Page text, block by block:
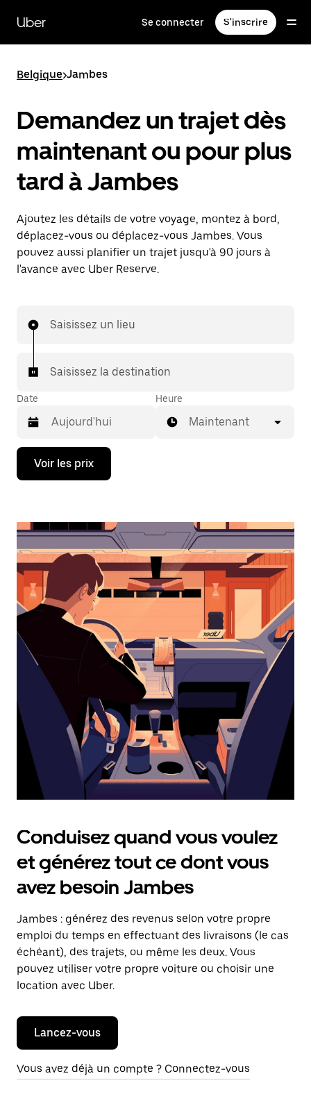
contenu
principal
Uber Se connecter S'inscrire
Belgique>Jambes
Demandez un trajet dès
maintenant ou pour plus
tard à Jambes
Ajoutez les détails de votre voyage, montez à bord,
déplacez-vous ou déplacez-vous Jambes. Vous
pouvez aussi planifier un trajet jusqu'à 90 jours à
l'avance avec Uber Reserve.
Saisissez un lieu
Saisissez la destination
Date
Appuyez
la
bas
ouvrir
le
calendrier
sélectionner
une
date.
Appuyez
sur
touche
pour
fermer
le
calendrier.
Heure
Maintenant
Voir les prix
Conduisez quand vous voulez
et générez tout ce dont vous
avez besoin Jambes
Jambes : générez des revenus selon votre propre
emploi du temps en effectuant des livraisons (le cas
échéant), des trajets, ou même les deux. Vous
pouvez utiliser votre propre voiture ou choisir une
location avec Uber.
Lancez-vous
Vous avez déjà un compte ? Connectez-vous